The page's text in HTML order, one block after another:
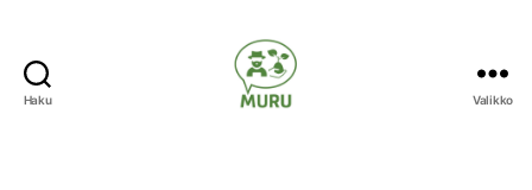
Haku Valikko